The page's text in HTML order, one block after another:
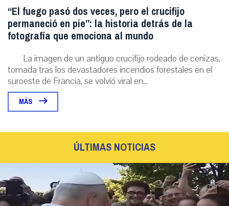
“El fuego pasó dos veces, pero el crucifijo
permaneció en pie”: la historia detrás de la
fotografía que emociona al mundo
La imagen de un antiguo crucifijo rodeado de cenizas,
tomada tras los devastadores incendios forestales en el
suroeste de Francia, se volvió viral en...
MÁS
ÚLTIMAS NOTICIAS